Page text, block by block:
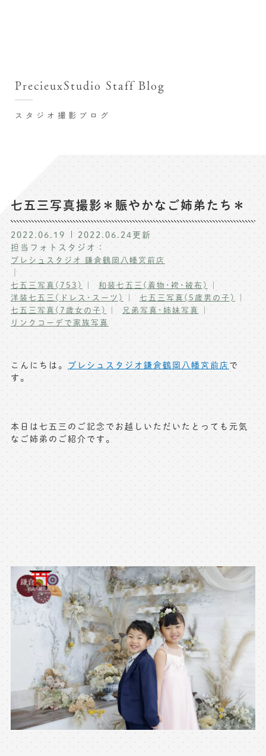
七五三お参り用着物レンタル
お宮参り写真撮影
ハーフバースデー撮影
卒業袴･卒業写真撮影
入園入学･卒園卒業記念撮影
ハーフ成人式･10歳の祝い記念撮影
家族写真･記念写真撮影
ペット写真撮影
マタニティフォト撮影
記念撮影コラム
よくある質問
写真商品一覧
お祝いギフトカード
キャンペーン･限定プラン情報
料金シミュレーション
[定休日] 土日祝日
マイページへログインする
無料会員登録はこちら
スタジオ撮影ブログ
PrecieuxStudio Staff Blog
七五三写真撮影＊賑やかなご姉弟たち＊
2022.06.19 2022.06.24更新
担当フォトスタジオ：
プレシュスタジオ 鎌倉鶴岡八幡宮前店
｜
七五三写真(753)
和装七五三(着物･袴･被布)
洋装七五三(ドレス･スーツ)
七五三写真(5歳男の子)
七五三写真(7歳女の子)
兄弟写真･姉妹写真
リンクコーデで家族写真
こんにちは。 プレシュスタジオ鎌倉鶴岡八幡宮前店 で
す。
本日は七五三のご記念でお越しいただいたとっても元気
なご姉弟のご紹介です。